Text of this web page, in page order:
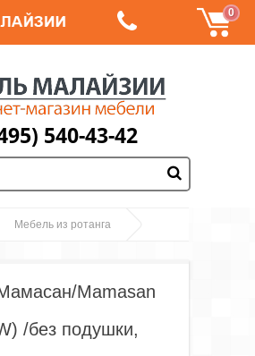
0
540-43-42
Мебель из ротанга
Mamasan
/без подушки,